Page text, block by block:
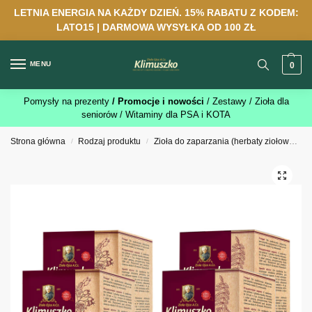
LETNIA ENERGIA NA KAŻDY DZIEŃ. 15% RABATU Z KODEM:
LATO15 | DARMOWA WYSYŁKA OD 100 ZŁ
MENU 0
Pomysły na prezenty / Promocje i nowości / Zestawy / Zioła dla
seniorów / Witaminy dla PSA i KOTA
Strona główna / Rodzaj produktu / Zioła do zaparzania (herbaty ziołowe)